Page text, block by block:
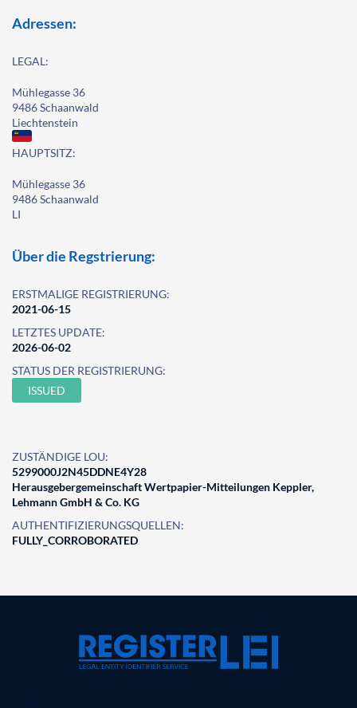
Adressen:
LEGAL:
Mühlegasse 36
9486 Schaanwald
Liechtenstein
HAUPTSITZ:
Mühlegasse 36
9486 Schaanwald
LI
Über die Regstrierung:
ERSTMALIGE REGISTRIERUNG:
2021-06-15
LETZTES UPDATE:
2026-06-02
STATUS DER REGISTRIERUNG:
ISSUED
ZUSTÄNDIGE LOU:
5299000J2N45DDNE4Y28
Herausgebergemeinschaft Wertpapier-Mitteilungen Keppler,
Lehmann GmbH & Co. KG
AUTHENTIFIZIERUNGSQUELLEN:
FULLY_CORROBORATED